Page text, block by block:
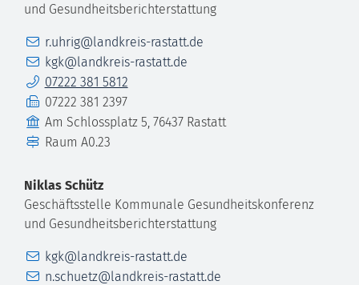
und Gesundheitsberichterstattung
E-Mailr.uhrig@landkreis-rastatt.de
E-Mailkgk@landkreis-rastatt.de
Telefon07222 381 5812
Fax 07222 381 2397
Gebäude
Am Schlossplatz 5, 76437 Rastatt
Raum A0.23
Niklas Schütz
Geschäftsstelle Kommunale Gesundheitskonferenz
und Gesundheitsberichterstattung
E-Mailkgk@landkreis-rastatt.de
E-Mailn.schuetz@landkreis-rastatt.de